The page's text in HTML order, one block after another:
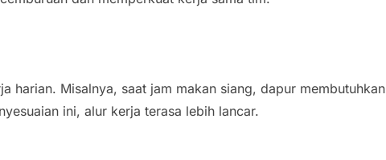
harian. Misalnya, saat jam makan siang, dapur membutuhkan
ini, alur kerja terasa lebih lancar.